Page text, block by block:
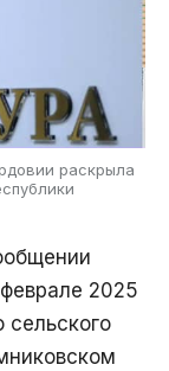
раскрыла
2025
сельского